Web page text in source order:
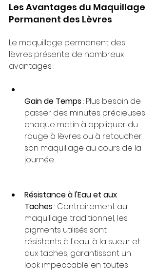
Les Avantages du Maquillage
Permanent des Lèvres
Le maquillage permanent des
lèvres présente de nombreux
avantages :
Gain de Temps : Plus besoin de
passer des minutes précieuses
chaque matin à appliquer du
rouge à lèvres ou à retoucher
son maquillage au cours de la
journée.
Résistance à l'Eau et aux
Taches : Contrairement au
maquillage traditionnel, les
pigments utilisés sont
résistants à l'eau, à la sueur et
aux taches, garantissant un
look impeccable en toutes